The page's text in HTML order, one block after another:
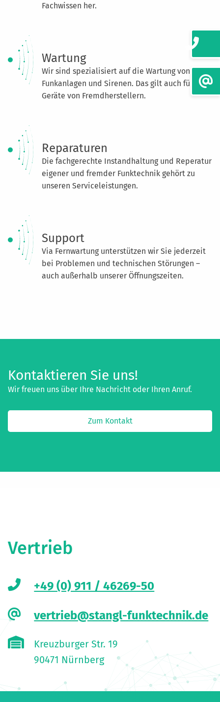
Fachwissen her.
Wartung
Wir sind spezialisiert auf die Wartung von
Funkanlagen und Sirenen. Das gilt auch für
Geräte von Fremdherstellern.
Reparaturen
Die fachgerechte Instandhaltung und Reperatur
eigener und fremder Funktechnik gehört zu
unseren Serviceleistungen.
Support
Via Fernwartung unterstützen wir Sie jederzeit
bei Problemen und technischen Störungen –
auch außerhalb unserer Öffnungszeiten.
Kontaktieren Sie uns!
Wir freuen uns über Ihre Nachricht oder Ihren Anruf.
Zum Kontakt
Vertrieb
+49 (0) 911 / 46269-50
vertrieb@stangl-funktechnik.de
Kreuzburger Str. 19
90471 Nürnberg